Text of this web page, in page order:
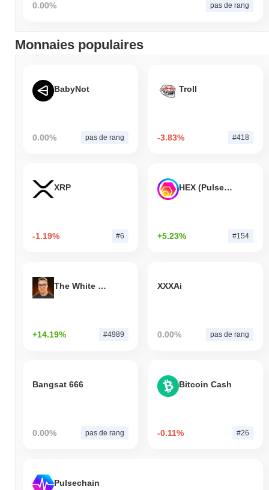
0.00% pas de rang
Monnaies populaires
BabyNot
0.00% pas de rang
Troll
-3.83% #418
XRP
-1.19% #6
HEX (Pulsechain)
+5.23% #154
The White Bull
+14.19% #4989
XXXAi
0.00% pas de rang
Bangsat 666
0.00% pas de rang
Bitcoin Cash
-0.11% #26
Pulsechain